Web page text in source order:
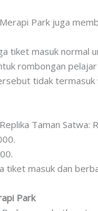
Park juga
tiket masuk normal
rombongan
tidak termasuk
Taman Satwa:
tiket masuk dan
Park